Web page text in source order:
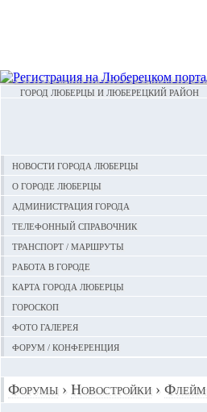
ГОРОД ЛЮБЕРЦЫ И ЛЮБЕРЕЦКИЙ РАЙОН
Новости города Люберцы
О городе Люберцы
Администрация города
Телефонный справочник
Транспорт / маршруты
Работа в городе
Карта города Люберцы
Гороскоп
Фото галерея
Форум / конференция
Форумы › Новостройки › Флейм